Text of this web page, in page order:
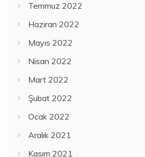
Temmuz 2022
Haziran 2022
Mayıs 2022
Nisan 2022
Mart 2022
Şubat 2022
Ocak 2022
Aralık 2021
Kasım 2021